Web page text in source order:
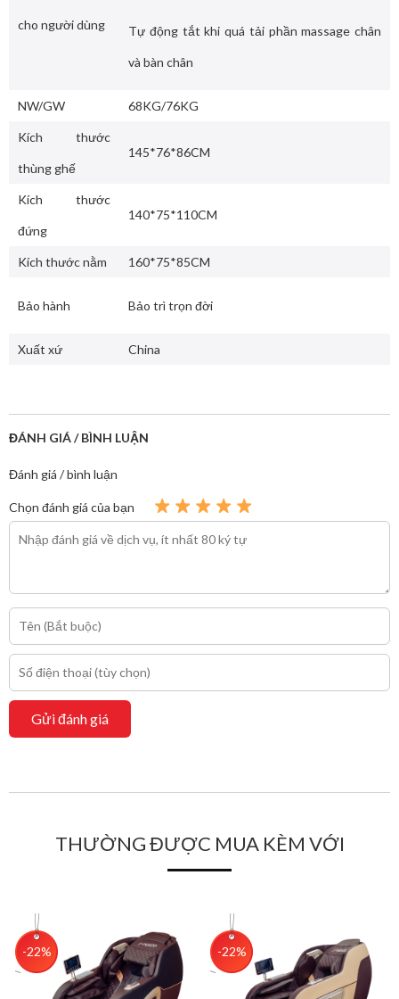
cho người dùng Tự động tắt khi quá tải phần massage chân
và bàn chân
NW/GW 68KG/76KG
Kích thước
thùng ghế
145*76*86CM
Kích thước
đứng
140*75*110CM
Kích thước nằm 160*75*85CM
Bảo hành Bảo trì trọn đời
Xuất xứ China
ĐÁNH GIÁ / BÌNH LUẬN
Đánh giá / bình luận
Chọn đánh giá của bạn
Gửi đánh giá
THƯỜNG ĐƯỢC MUA KÈM VỚI
-22% -22%